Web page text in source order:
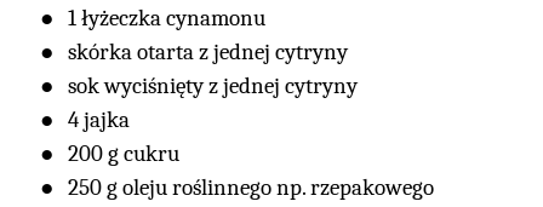
1 łyżeczka cynamonu
skórka otarta z jednej cytryny
sok wyciśnięty z jednej cytryny
4 jajka
200 g cukru
250 g oleju roślinnego np. rzepakowego